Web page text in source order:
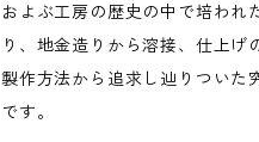
およぶ工房の歴史の中で培われ
り、地金造りから溶接、仕上げ
製作方法から追求し辿りついた
です。